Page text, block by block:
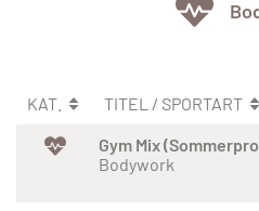
KAT. TITEL / SPORTART
Gym Mix
Bodywork